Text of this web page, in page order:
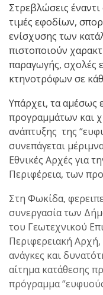
Στρεβλώσεις
τιμές εφοδίων,
ενίσχυσης των
πιστοποιούν
παραγωγής, σχολές
κτηνοτρόφων σε
Υπάρχει, τα αμέσως
προγραμμάτων και
ανάπτυξης της
συνεπάγεται
Εθνικές Αρχές για
Περιφέρεια, των
Στη Φωκίδα,
συνεργασία των
του Γεωτεχνικού
Περιφερειακή
ανάγκες και
αίτημα κατάθεσης
πρόγραμμα